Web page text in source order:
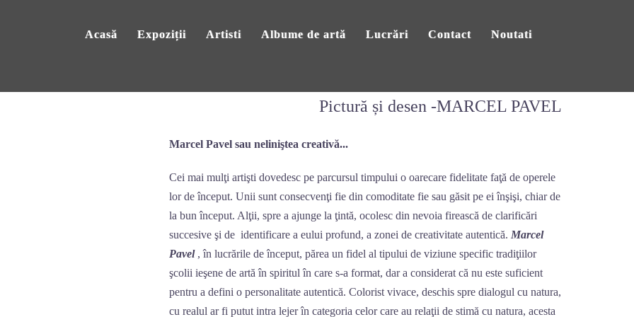
Acasă Expoziții Artisti Albume de artă Lucrări Contact Noutati
Pictură și desen -MARCEL PAVEL
Marcel Pavel sau neliniştea creativă...
Cei mai mulţi artişti dovedesc pe parcursul timpului o oarecare fidelitate faţă de operele
lor de început. Unii sunt consecvenţi fie din comoditate fie sau găsit pe ei înşişi, chiar de
la bun început. Alţii, spre a ajunge la ţintă, ocolesc din nevoia firească de clarificări
succesive şi de identificare a eului profund, a zonei de creativitate autentică. Marcel
Pavel, în lucrările de început, părea un fidel al tipului de viziune specific tradiţiilor
şcolii ieşene de artă în spiritul în care s-a format, dar a considerat că nu este suficient
pentru a defini o personalitate autentică. Colorist vivace, deschis spre dialogul cu natura,
cu realul ar fi putut intra lejer în categoria celor care au relaţii de stimă cu natura, acesta